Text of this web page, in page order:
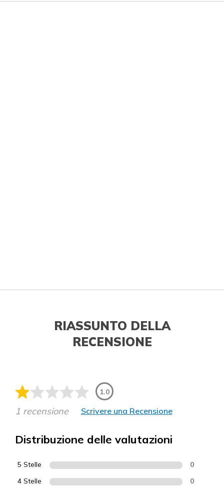
RIASSUNTO DELLA
RECENSIONE
1.0
1 recensione Scrivere una Recensione
Distribuzione delle valutazioni
5 Stelle 0
4 Stelle 0